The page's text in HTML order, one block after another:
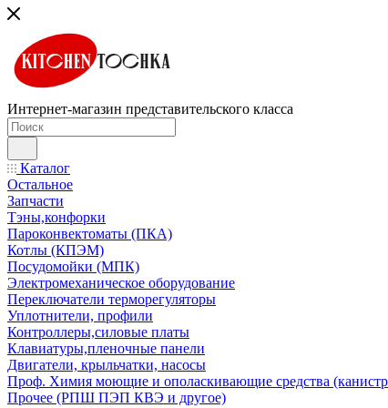
Интернет-магазин представительского класса
Каталог
Остальное
Запчасти
Тэны,конфорки
Пароконвектоматы (ПКА)
Котлы (КПЭМ)
Посудомойки (МПК)
Электромеханическое оборудование
Переключатели терморегуляторы
Уплотнители, профили
Контроллеры,силовые платы
Клавиатуры,пленочные панели
Двигатели, крыльчатки, насосы
Проф. Химия моющие и ополаскивающие средства
Прочее (РПШ ПЭП КВЭ и другое)